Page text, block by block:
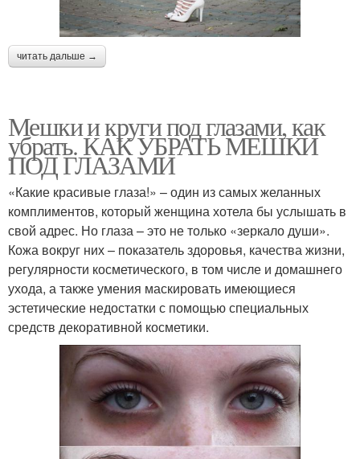
читать дальше →
Мешки и круги под глазами, как
убрать. КАК УБРАТЬ МЕШКИ
ПОД ГЛАЗАМИ
«Какие красивые глаза!» – один из самых желанных
комплиментов, который женщина хотела бы услышать в
свой адрес. Но глаза – это не только «зеркало души».
Кожа вокруг них – показатель здоровья, качества жизни,
регулярности косметического, в том числе и домашнего
ухода, а также умения маскировать имеющиеся
эстетические недостатки с помощью специальных
средств декоративной косметики.